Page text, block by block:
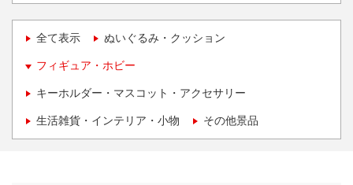
全て表示 ぬいぐるみ・クッション
フィギュア・ホビー
キーホルダー・マスコット・アクセサリー
生活雑貨・インテリア・小物 その他景品